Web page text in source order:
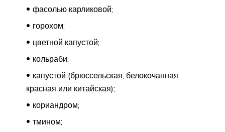
фасолью карликовой;
горохом;
цветной капустой;
кольраби;
капустой (брюссельская, белокочанная,
красная или китайская);
кориандром;
тмином;